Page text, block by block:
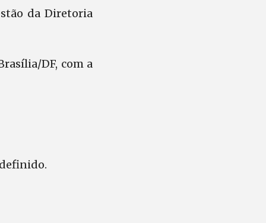
da Diretoria
DF, com a